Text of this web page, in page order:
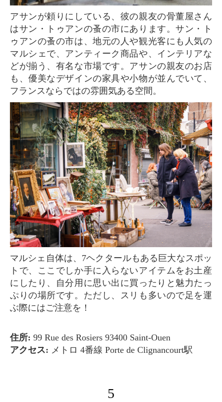
アサンが頼りにしている、彼の親友の骨董屋さん
はサン・トゥアンの蚤の市にあります。サン・ト
ゥアンの蚤の市は、地元の人や観光客にも人気の
マルシェで、アンティーク商品や、インテリアな
どが揃う、有名な市場です。アサンの親友のお店
も、優美なデザインの家具や小物が並んでいて、
フランスならではの雰囲気ある空間。
マルシェ自体は、7ヘクタールもある巨大なスポッ
トで、ここでしか手に入らないアイテムをお土産
にしたり、自分用に思い出に買ったりと魅力たっ
ぷりの場所です。ただし、スリも多いので足を運
ぶ際にはご注意を！
住所: 99 Rue des Rosiers 93400 Saint-Ouen
アクセス: メトロ 4番線 Porte de Clignancourt駅
5